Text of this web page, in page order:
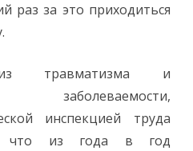
раз за это приходиться
травматизма и
заболеваемости,
инспекцией труда
что из года в год